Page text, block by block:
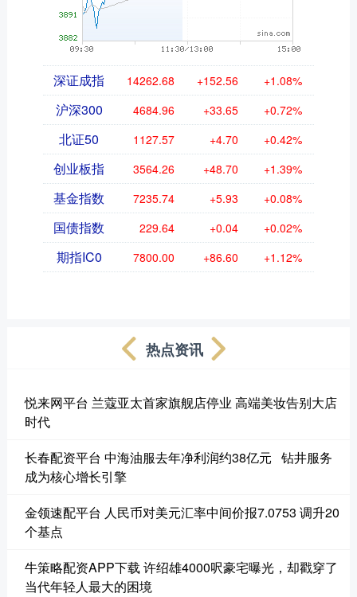
深证成指 14262.68 +152.56 +1.08%
沪深300 4684.96 +33.65 +0.72%
北证50 1127.57 +4.70 +0.42%
创业板指 3564.26 +48.70 +1.39%
基金指数 7235.74 +5.93 +0.08%
国债指数 229.64 +0.04 +0.02%
期指IC0 7800.00 +86.60 +1.12%
热点资讯
悦来网平台 兰蔻亚太首家旗舰店停业 高端美妆告别大店
时代
长春配资平台 中海油服去年净利润约38亿元 钻井服务
成为核心增长引擎
金领速配平台 人民币对美元汇率中间价报7.0753 调升20
个基点
牛策略配资APP下载 许绍雄4000呎豪宅曝光，却戳穿了
当代年轻人最大的困境